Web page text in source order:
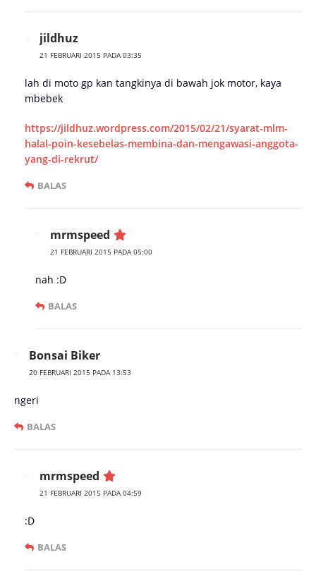
jildhuz
21 FEBRUARI 2015 PADA 03:35
lah di moto gp kan tangkinya di bawah jok motor, kaya
mbebek
https://jildhuz.wordpress.com/2015/02/21/syarat-mlm-
halal-poin-kesebelas-membina-dan-mengawasi-anggota-
yang-di-rekrut/
BALAS
mrmspeed
21 FEBRUARI 2015 PADA 05:00
nah :D
BALAS
Bonsai Biker
20 FEBRUARI 2015 PADA 13:53
ngeri
BALAS
mrmspeed
21 FEBRUARI 2015 PADA 04:59
:D
BALAS